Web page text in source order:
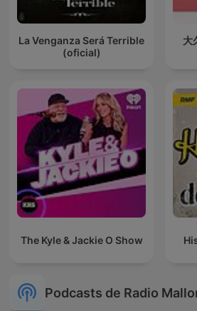
La Venganza Será Terrible
(oficial)
大
The Kyle & Jackie O Show
Podcasts de Radio